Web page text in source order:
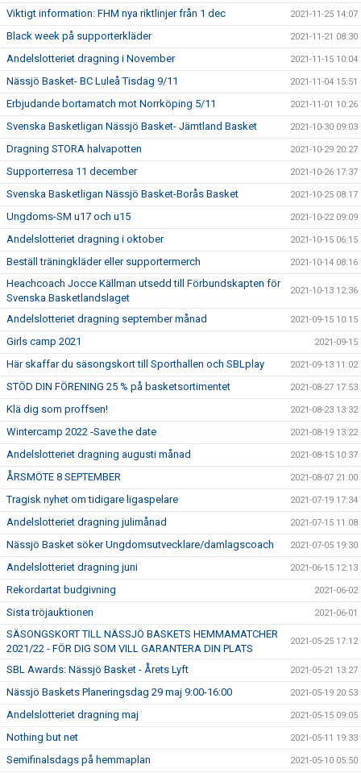
Viktigt information: FHM nya riktlinjer från 1 dec 2021-11-25 14:07
Black week på supporterkläder 2021-11-21 08:30
Andelslotteriet dragning i November 2021-11-15 10:04
Nässjö Basket- BC Luleå Tisdag 9/11 2021-11-04 15:51
Erbjudande bortamatch mot Norrköping 5/11 2021-11-01 10:26
Svenska Basketligan Nässjö Basket- Jämtland Basket 2021-10-30 09:03
Dragning STORA halvapotten 2021-10-29 20:27
Supporterresa 11 december 2021-10-26 17:37
Svenska Basketligan Nässjö Basket-Borås Basket 2021-10-25 08:17
Ungdoms-SM u17 och u15 2021-10-22 09:09
Andelslotteriet dragning i oktober 2021-10-15 06:15
Beställ träningkläder eller supportermerch 2021-10-14 08:16
Heachcoach Jocce Källman utsedd till Förbundskapten för
Svenska Basketlandslaget
2021-10-13 12:36
Andelslotteriet dragning september månad 2021-09-15 10:15
Girls camp 2021 2021-09-15
Här skaffar du säsongskort till Sporthallen och SBLplay 2021-09-13 11:02
STÖD DIN FÖRENING 25 % på basketsortimentet 2021-08-27 17:53
Klä dig som proffsen! 2021-08-23 13:32
Wintercamp 2022 -Save the date 2021-08-19 13:22
Andelslotteriet dragning augusti månad 2021-08-15 10:37
ÅRSMÖTE 8 SEPTEMBER 2021-08-07 21:00
Tragisk nyhet om tidigare ligaspelare 2021-07-19 17:34
Andelslotteriet dragning julimånad 2021-07-15 11:08
Nässjö Basket söker Ungdomsutvecklare/damlagscoach 2021-07-05 19:30
Andelslotteriet dragning juni 2021-06-15 12:13
Rekordartat budgivning 2021-06-02
Sista tröjauktionen 2021-06-01
SÄSONGSKORT TILL NÄSSJÖ BASKETS HEMMAMATCHER
2021/22 - FÖR DIG SOM VILL GARANTERA DIN PLATS
2021-05-25 17:12
SBL Awards: Nässjö Basket - Årets Lyft 2021-05-21 13:27
Nässjö Baskets Planeringsdag 29 maj 9:00-16:00 2021-05-19 20:53
Andelslotteriet dragning maj 2021-05-15 09:05
Nothing but net 2021-05-11 19:33
Semifinalsdags på hemmaplan 2021-05-10 05:50